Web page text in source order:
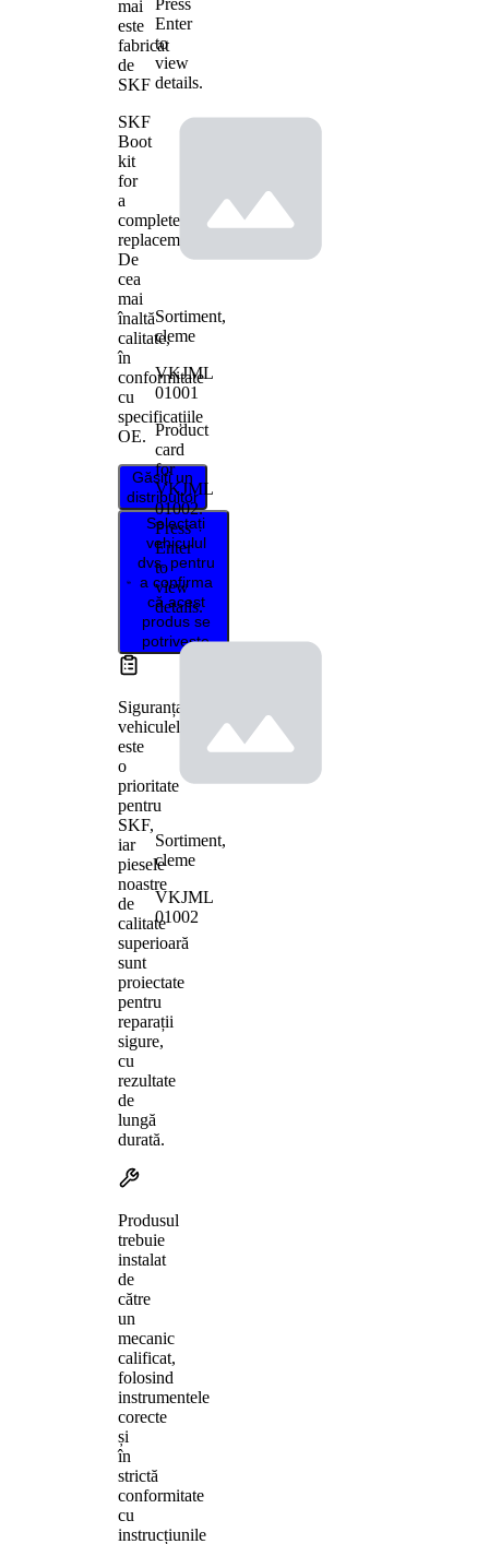
mai
este
fabricat
de
SKF
SKF
Boot
kit
for
a
complete
replacement.
De
cea
mai
înaltă
calitate,
în
conformitate
cu
specificațiile
OE.
Găsiți un
distribuitor
Selectați
vehiculul
dvs. pentru
a confirma
că acest
produs se
potrivește
Siguranța
vehiculelor
este
o
prioritate
pentru
SKF,
iar
piesele
noastre
de
calitate
superioară
sunt
proiectate
pentru
reparații
sigure,
cu
rezultate
de
lungă
durată.
Produsul
trebuie
instalat
de
către
un
mecanic
calificat,
folosind
instrumentele
corecte
și
în
strictă
conformitate
cu
instrucțiunile
Enter
to
view
details.
Sortiment,
cleme
VKJML
01001
Product
card
for
VKJML
01002.
Press
Enter
to
view
details.
Sortiment,
cleme
VKJML
01002